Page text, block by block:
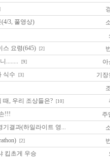
3, 풀영상)
스 요령(645) [2]
........ [9] 아
식수 [3] 기
때, 우리 조상들은? [10]
!!! 주
결과(하일라이트 영...
[2]
킵초게 우승